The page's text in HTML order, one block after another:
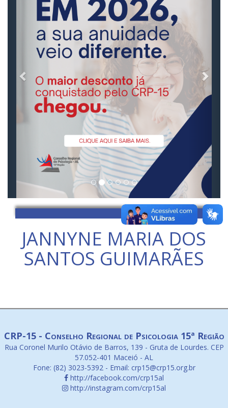
JANNYNE MARIA DOS
SANTOS GUIMARÃES
CRP-15 - Conselho Regional de Psicologia 15ª Região
Rua Coronel Murilo Otávio de Barros, 139 - Gruta de Lourdes. CEP
57.052-401 Maceió - AL
Fone: (82) 3023-5392 - Email: crp15@crp15.org.br
http://facebook.com/crp15al
http://instagram.com/crp15al